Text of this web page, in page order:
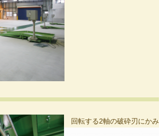
回転する2軸の破砕刃にか